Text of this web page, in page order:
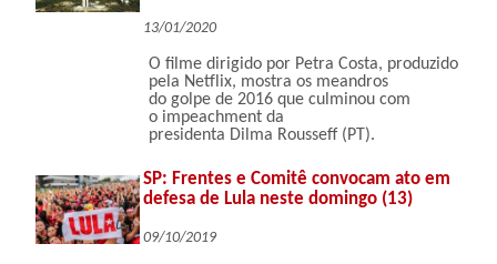
13/01/2020
O filme dirigido por Petra Costa, produzido
pela Netflix, mostra os meandros
do golpe de 2016 que culminou com
o impeachment da
presidenta Dilma Rousseff (PT).
SP: Frentes e Comitê convocam ato em
defesa de Lula neste domingo (13)
09/10/2019